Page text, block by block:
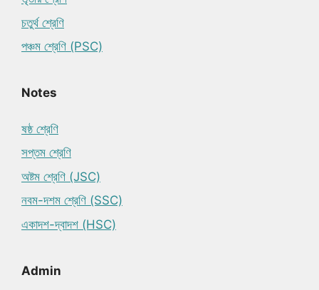
চতুর্থ শ্রেণি
পঞ্চম শ্রেণি (PSC)
Notes
ষষ্ঠ শ্রেণি
সপ্তম শ্রেণি
অষ্টম শ্রেণি (JSC)
নবম-দশম শ্রেণি (SSC)
একাদশ-দ্বাদশ (HSC)
Admin